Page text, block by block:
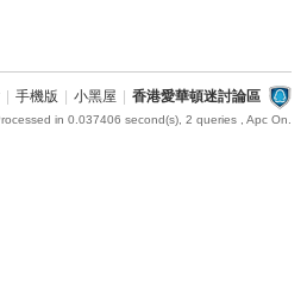
手機版 小黑屋 香港愛華頓迷討論區
in 0.037406 second(s), 2 queries , Apc On.